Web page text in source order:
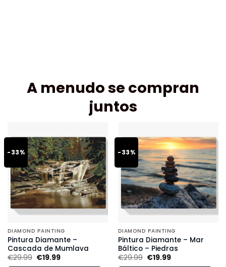
A menudo se compran
juntos
-33%
DIAMOND PAINTING
Pintura Diamante –
Cascada de Mumlava
€29.99 €19.99
-33%
DIAMOND PAINTING
Pintura Diamante – Mar
Báltico – Piedras
€29.99 €19.99